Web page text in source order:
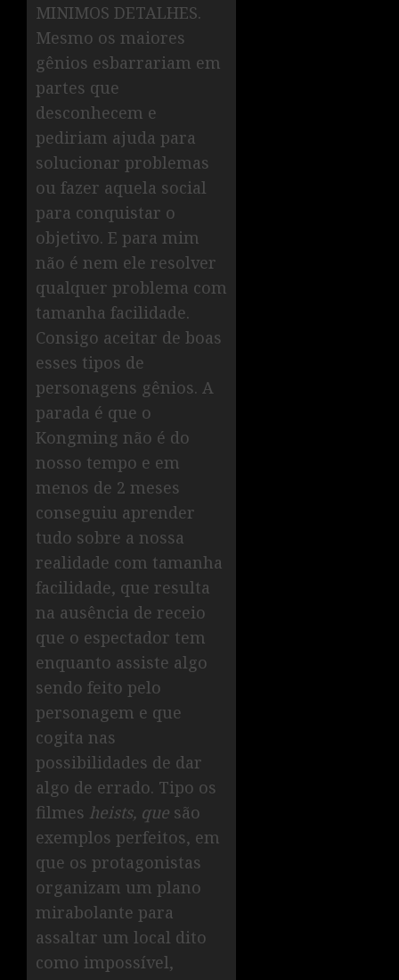
MINIMOS DETALHES.
Mesmo os maiores
gênios esbarrariam em
partes que
desconhecem e
pediriam ajuda para
solucionar problemas
ou fazer aquela social
para conquistar o
objetivo. E para mim
não é nem ele resolver
qualquer problema com
tamanha facilidade.
Consigo aceitar de boas
esses tipos de
personagens gênios. A
parada é que o
Kongming não é do
nosso tempo e em
menos de 2 meses
conseguiu aprender
tudo sobre a nossa
realidade com tamanha
facilidade, que resulta
na ausência de receio
que o espectador tem
enquanto assiste algo
sendo feito pelo
personagem e que
cogita nas
possibilidades de dar
algo de errado. Tipo os
filmes heists, que são
exemplos perfeitos, em
que os protagonistas
organizam um plano
mirabolante para
assaltar um local dito
como impossível,